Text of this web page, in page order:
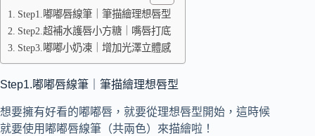
Step1.嘟嘟唇線筆｜筆描繪理想唇型
Step2.超補水護唇小方糖｜嘴唇打底
Step3.嘟嘟小奶凍｜增加光澤立體感
Step1.嘟嘟唇線筆｜筆描繪理想唇型
想要擁有好看的嘟嘟唇，就要從理想唇型開始，這時候
就要使用嘟嘟唇線筆（共兩色）來描繪啦！